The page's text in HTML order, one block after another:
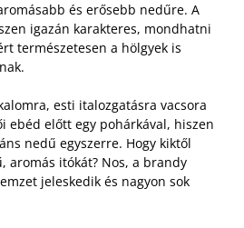
és erősebb nedűre. A
igazán karakteres, mondhatni
természetesen a hölgyek is
esti italozgatásra vacsora
ebéd előtt egy pohárkával, hiszen
nedű egyszerre. Hogy kiktől
aromás itókát? Nos, a brandy
jeleskedik és nagyon sok